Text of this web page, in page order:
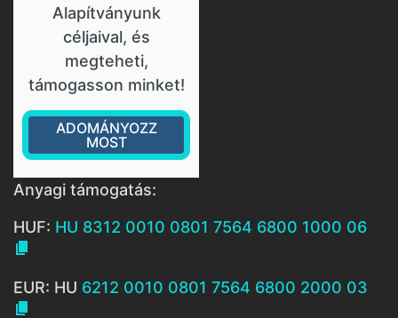
Alapítványunk
céljaival, és
megteheti,
támogasson minket!
ADOMÁNYOZZ
MOST
Anyagi támogatás:
HUF: HU 8312 0010 0801 7564 6800 1000 06

EUR: HU 6212 0010 0801 7564 6800 2000 03
